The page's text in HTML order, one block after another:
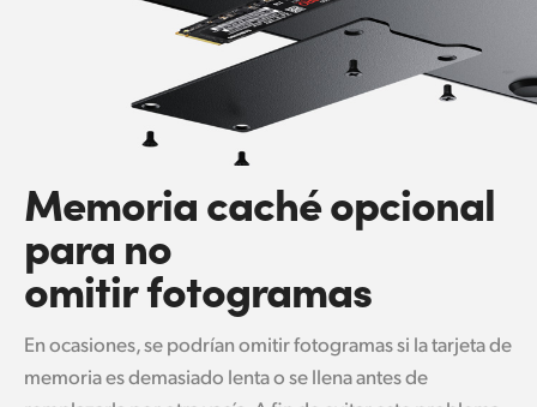
Memoria caché opcional
para no
omitir fotogramas
En ocasiones, se podrían omitir fotogramas si la tarjeta de
memoria es demasiado lenta o se llena antes de